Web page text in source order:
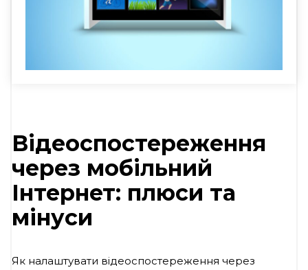
Відеоспостереження
через мобільний
Інтернет: плюси та
мінуси
Як налаштувати відеоспостереження через